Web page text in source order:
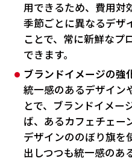
用できるため、費用対
季節ごとに異なるデザ
ことで、常に新鮮なプ
できます。
ブランドイメージの強
統一感のあるデザイン
とで、ブランドイメー
ば、あるカフェチェー
デザインののぼり旗を
出しつつも統一感のあ